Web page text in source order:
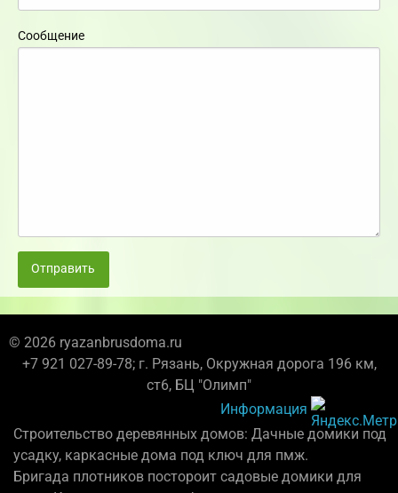
Сообщение
Отправить
© 2026 ryazanbrusdoma.ru
+7 921 027-89-78; г. Рязань, Окружная дорога 196 км,
ст6, БЦ "Олимп"
Информация
Строительство деревянных домов: Дачные домики под
усадку, каркасные дома под ключ для пмж.
Бригада плотников постороит садовые домики для